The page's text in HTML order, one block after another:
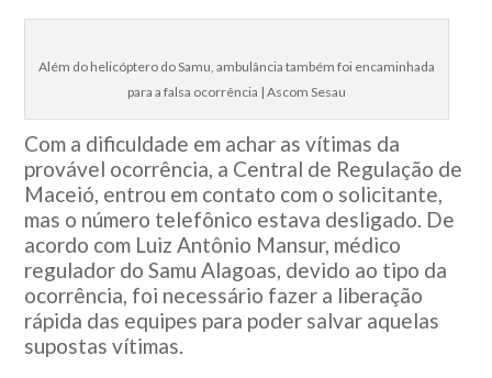
Além do helicóptero do Samu, ambulância também foi encaminhada
para a falsa ocorrência | Ascom Sesau
Com a dificuldade em achar as vítimas da
provável ocorrência, a Central de Regulação de
Maceió, entrou em contato com o solicitante,
mas o número telefônico estava desligado. De
acordo com Luiz Antônio Mansur, médico
regulador do Samu Alagoas, devido ao tipo da
ocorrência, foi necessário fazer a liberação
rápida das equipes para poder salvar aquelas
supostas vítimas.